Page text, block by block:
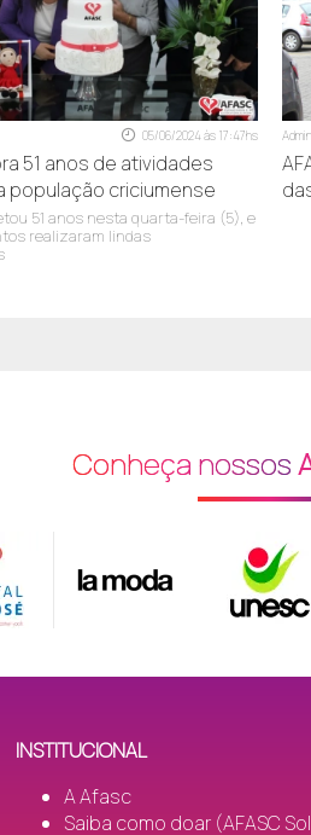
05/06/2024 às 17:47hs
51 anos de atividades
população criciumense
51 anos nesta quarta-feira (5), e
realizaram lindas
Conheça nossos
INSTITUCIONAL
A Afasc
Saiba como doar (AFASC